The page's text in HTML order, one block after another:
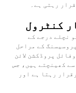
رہتی ہے۔
کنٹرول
نچلے درجے کے
کے مراحل
پروڈکشن لائن
کھینچتے ہیں، جس
رہتا ہے اور